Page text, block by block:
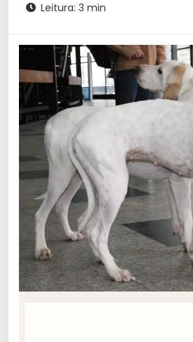
Leitura: 3 min